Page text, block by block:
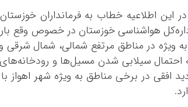
در این اطلاعیه خطاب به فرمانداران
هواشناسی خوزستان در خصوص وقع
ویژه در مناطق مرتفع شمالی، شمال شرقی
احتمال سیلابی شدن مسیل‌ها و
افقی در برخی مناطق به ویژه شهر اهواز